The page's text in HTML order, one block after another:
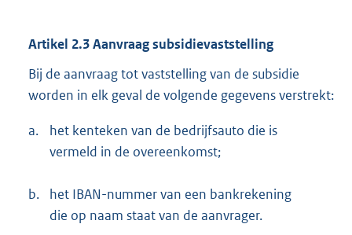
Artikel 2.3 Aanvraag subsidievaststelling
Bij de aanvraag tot vaststelling van de subsidie
worden in elk geval de volgende gegevens verstrekt:
a.
het kenteken van de bedrijfsauto die is
vermeld in de overeenkomst;
b.
het IBAN-nummer van een bankrekening
die op naam staat van de aanvrager.